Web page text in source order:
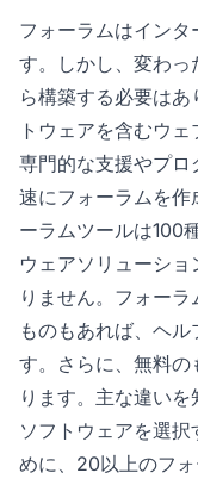
フォーラムはイン
す。しかし、変わ
ら構築する必要は
トウェアを含むウ
専門的な支援やプ
速にフォーラムを作
ーラムツールは100
ウェアソリューシ
りません。フォー
ものもあれば、ヘ
す。さらに、無料
ります。主な違い
ソフトウェアを選
めに、20以上のフ